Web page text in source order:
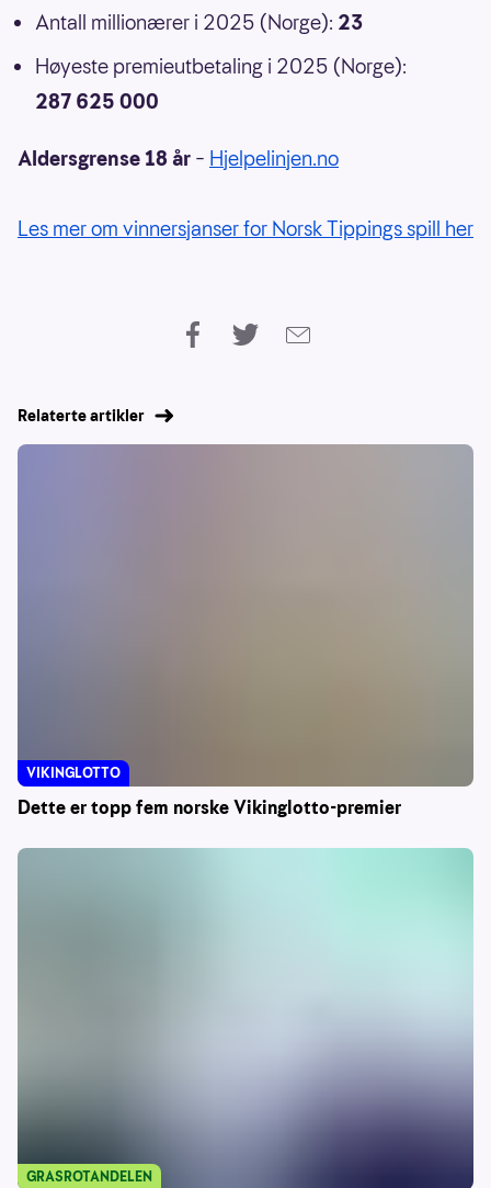
Antall millionærer i 2025 (Norge): 23
Høyeste premieutbetaling i 2025 (Norge):
287 625 000
Aldersgrense 18 år – Hjelpelinjen.no
Les mer om vinnersjanser for Norsk Tippings spill her
Relaterte artikler
Dette er topp fem norske Vikinglotto-premier
VIKINGLOTTO
GRASROTANDELEN